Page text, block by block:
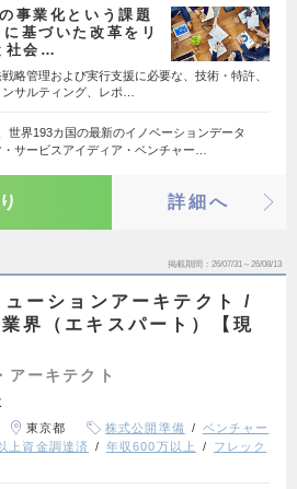
事業化という課題
基づいた改革をリ
社会…
略管理および実行支援に必要な、技術・特許、
サルティング、レポ…
世界193カ国の最新のイノベーションデータ
サービスアイディア・ベンチャー…
詳細へ
掲載期間 26/07/31～26/08/13
ーションアーキテクト /
界（エキスパート）【現
アーキテクト
東京都 株式公開準備
ベンチャー
上資金調達済 年収600万以上
フレック